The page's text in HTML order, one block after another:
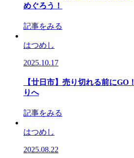
めぐろう！
記事をみる
はつめし
2025.10.17
【廿日市】売り切れる前にGO
りへ
記事をみる
はつめし
2025.08.22